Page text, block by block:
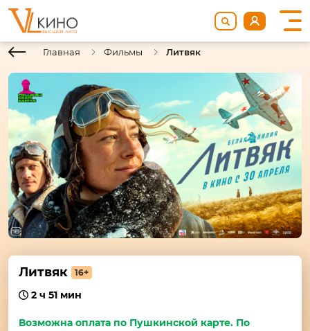
Главная Фильмы Литвяк
Литвяк 16+
2 ч 51 мин
Возможна оплата по Пушкинской карте. По